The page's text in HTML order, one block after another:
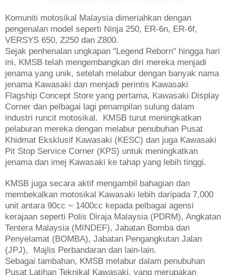
Komuniti motosikal Malaysia dimeriahkan dengan
pengenalan model seperti Ninja 250, ER-6n, ER-6f,
VERSYS 650, Z250 dan Z800.
Sejak penhenalan ungkapan "Legend Reborn" hingga hari
ini, KMSB telah mengembangkan diri mereka menjadi
jenama yang unik, setelah melabur dengan banyak nama
jenama Kawasaki dan menjadi perintis Kawasaki
Flagship Concept Store yang pertama, Kawasaki Display
Corner dan pelbagai lagi penampilan sulung dalam
industri runcit motosikal. KMSB turut meningkatkan
pelaburan mereka dengan melabur penubuhan Pusat
Khidmat Eksklusif Kawasaki (KESC) dan juga Kawasaki
Pit Stop Service Corner (KPS) untuk meningkatkan
jenama dan imej Kawasaki ke tahap yang lebih tinggi.
KMSB juga secara aktif mengambil bahagian dan
membekalkan motosikal Kawasaki lebih daripada 7,000
unit antara 90cc ~ 1400cc kepada pelbagai agensi
kerajaan seperti Polis Diraja Malaysia (PDRM), Angkatan
Tentera Malaysia (MINDEF), Jabatan Bomba dan
Penyelamat (BOMBA), Jabatan Pengangkutan Jalan
(JPJ), Majlis Perbandaran dan lain-lain.
Sebagai tambahan, KMSB melabur dalam penubuhan
Pusat Latihan Teknikal Kawasaki, yang merupakan